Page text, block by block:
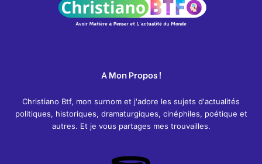
A Mon Propos !
Christiano Btf, mon surnom et j'adore les sujets d'actualités
politiques, historiques, dramaturgiques, cinéphiles, poétique et
autres. Et je vous partages mes trouvailles.